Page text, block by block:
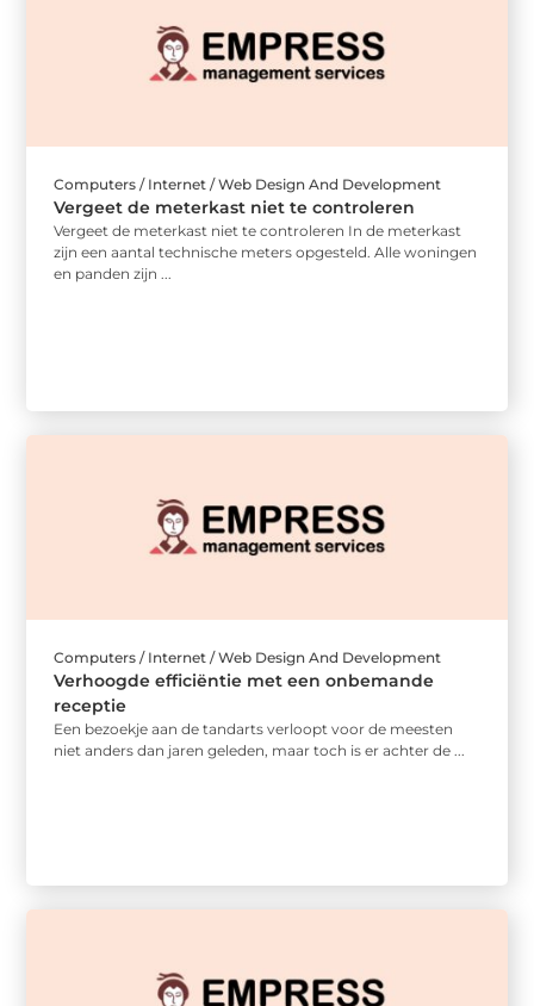
Computers / Internet / Web Design And Development
Vergeet de meterkast niet te controleren
Vergeet de meterkast niet te controleren In de meterkast
zijn een aantal technische meters opgesteld. Alle woningen
en panden zijn ...
Computers / Internet / Web Design And Development
Verhoogde efficiëntie met een onbemande
receptie
Een bezoekje aan de tandarts verloopt voor de meesten
niet anders dan jaren geleden, maar toch is er achter de ...